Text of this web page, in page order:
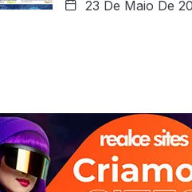
23 De Maio De